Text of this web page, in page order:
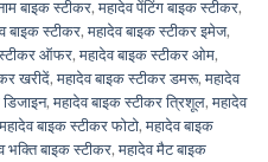
बाइक स्टीकर,महादेव पेंटिंग बाइक स्टीकर,
बाइक स्टीकर,महादेव बाइक स्टीकर इमेज,
स्टीकर ऑफर,महादेव बाइक स्टीकर ओम,
खरीदें,महादेव बाइक स्टीकर डमरू,महादेव
,महादेव बाइक स्टीकर त्रिशूल,महादेव
महादेव बाइक स्टीकर फोटो,महादेव बाइक
भक्ति बाइक स्टीकर,महादेव मैट बाइक